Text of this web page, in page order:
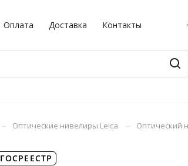
Оплата Доставка Контакты
– Оптические нивелиры Leica – Оптический
ГОСРЕЕСТР